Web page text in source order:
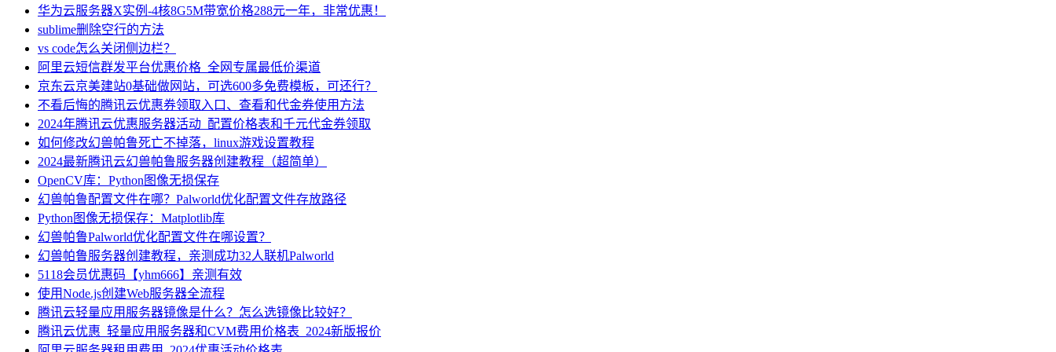
华为云服务器X实例-4核8G5M带宽价格288元一年，非常优惠！
sublime删除空行的方法
vs code怎么关闭侧边栏？
阿里云短信群发平台优惠价格_全网专属最低价渠道
京东云京美建站0基础做网站，可选600多免费模板，可还行？
不看后悔的腾讯云优惠券领取入口、查看和代金券使用方法
2024年腾讯云优惠服务器活动_配置价格表和千元代金券领取
如何修改幻兽帕鲁死亡不掉落，linux游戏设置教程
2024最新腾讯云幻兽帕鲁服务器创建教程（超简单）
OpenCV库：Python图像无损保存
幻兽帕鲁配置文件在哪？Palworld优化配置文件存放路径
Python图像无损保存：Matplotlib库
幻兽帕鲁Palworld优化配置文件在哪设置？
幻兽帕鲁服务器创建教程，亲测成功32人联机Palworld
5118会员优惠码【yhm666】亲测有效
使用Node.js创建Web服务器全流程
腾讯云轻量应用服务器镜像是什么？怎么选镜像比较好？
腾讯云优惠_轻量应用服务器和CVM费用价格表_2024新版报价